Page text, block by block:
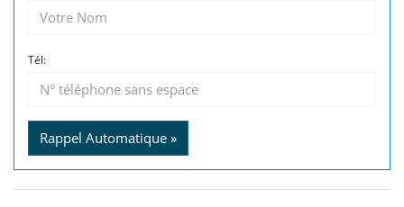
Tél:
Rappel Automatique »